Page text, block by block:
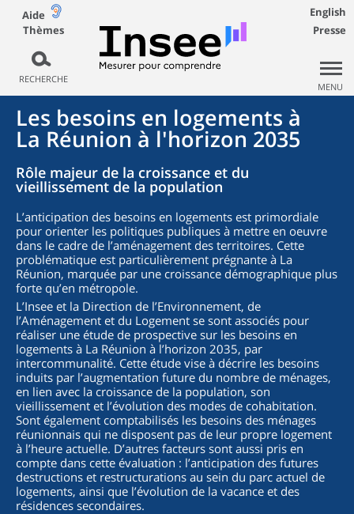
Aide
Thèmes
RECHERCHE
English
Presse
MENU
Les besoins en logements à
La Réunion à l'horizon 2035
Rôle majeur de la croissance et du
vieillissement de la population
L’anticipation des besoins en logements est primordiale
pour orienter les politiques publiques à mettre en oeuvre
dans le cadre de l’aménagement des territoires. Cette
problématique est particulièrement prégnante à La
Réunion, marquée par une croissance démographique plus
forte qu’en métropole.
L’Insee et la Direction de l’Environnement, de
l’Aménagement et du Logement se sont associés pour
réaliser une étude de prospective sur les besoins en
logements à La Réunion à l’horizon 2035, par
intercommunalité. Cette étude vise à décrire les besoins
induits par l’augmentation future du nombre de ménages,
en lien avec la croissance de la population, son
vieillissement et l’évolution des modes de cohabitation.
Sont également comptabilisés les besoins des ménages
réunionnais qui ne disposent pas de leur propre logement
à l’heure actuelle. D’autres facteurs sont aussi pris en
compte dans cette évaluation : l’anticipation des futures
destructions et restructurations au sein du parc actuel de
logements, ainsi que l’évolution de la vacance et des
résidences secondaires.